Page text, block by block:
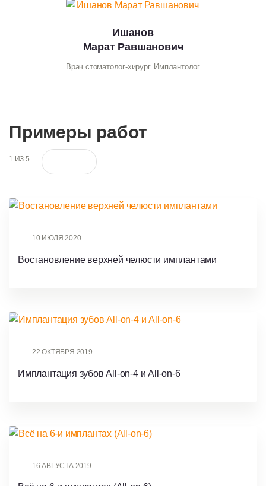
Ишанов
Марат Равшанович
Врач стоматолог-хирург. Имплантолог
Примеры работ
1 ИЗ 5
10 ИЮЛЯ 2020
Востановление верхней челюсти имплантами
22 ОКТЯБРЯ 2019
Имплантация зубов All-on-4 и All-on-6
16 АВГУСТА 2019